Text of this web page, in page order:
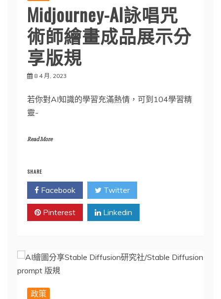
Midjourney-AI詠唱咒
術師繪畫成品展示分
享版規
8 4 月, 2023
若你對AI知識的學習充滿熱情，可到104學習精
靈-
Read More
SHARE
Facebook Twitter
Pinterest Linkedin
政策